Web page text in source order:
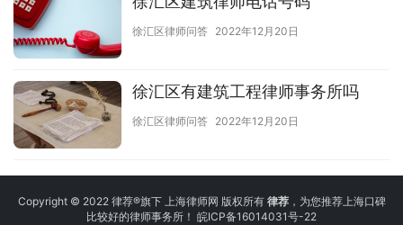
徐汇区律师问答 2022年12月20日
徐汇区有建筑工程律师事务所吗
徐汇区律师问答 2022年12月20日
Copyright © 2022 律荐®旗下 上海律师网 版权所有 律荐，为您推荐上海口碑
比较好的律师事务所！ 皖ICP备16014031号-22